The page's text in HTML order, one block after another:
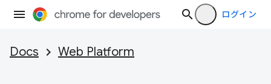
ログイン
Docs Web Platform